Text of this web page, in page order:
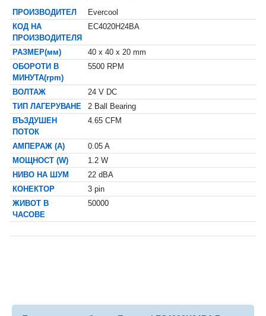
ПРОИЗВОДИТЕЛ
Evercool
КОД НА
ПРОИЗВОДИТЕЛЯ
EC4020H24BA
РАЗМЕР(мм)
40 x 40 x 20 mm
ОБОРОТИ В
МИНУТА(rpm)
5500 RPM
ВОЛТАЖ
24 V DC
ТИП ЛАГЕРУВАНЕ
2 Ball Bearing
ВЪЗДУШЕН
ПОТОК
4.65 CFM
АМПЕРАЖ (A)
0.05 A
МОЩНОСТ (W)
1.2 W
НИВО НА ШУМ
22 dBA
КОНЕКТОР
3 pin
ЖИВОТ В
ЧАСОВЕ
50000